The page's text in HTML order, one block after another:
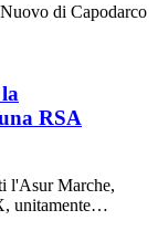
di Capodarco
RSA
l'Asur Marche,
unitamente…